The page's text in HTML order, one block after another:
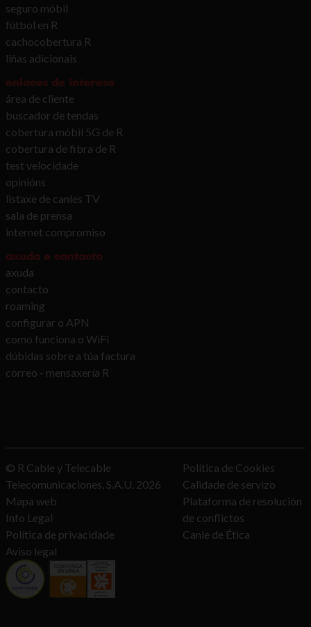
seguro móbil
fútbol en R
cachocobertura R
liñas adicionais
enlaces de interese
área de cliente
buscador de tendas
cobertura móbil 5G de R
cobertura de fibra de R
test velocidade
opinións
listaxe de canles TV
sala de prensa
internet compromiso
axuda e contacto
axuda
contacto
roaming
configurar o APN
como funciona o WiFi
dúbidas sobre a túa factura
correo - mensaxería R
© R Cable y Telecable
Telecomunicaciones, S.A.U. 2026
Mapa web
Info Legal
Política de privacidade
Aviso legal
Política de Cookies
Calidade de servizo
Plataforma de resolución
de conflictos
Canle de Ética